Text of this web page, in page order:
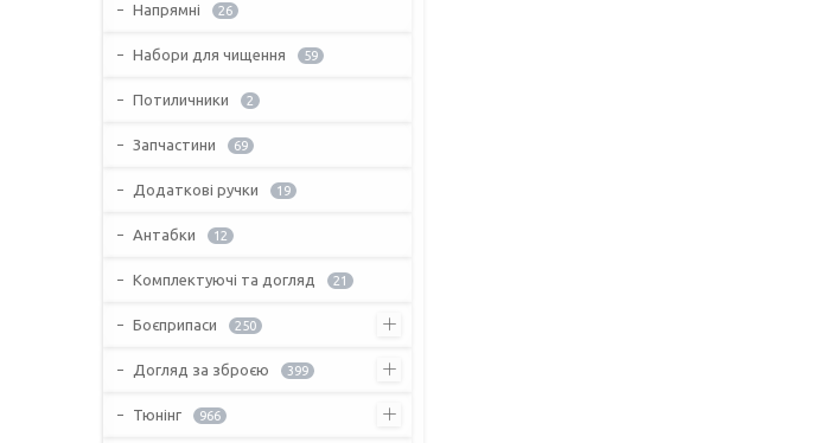
Напрямні 26
Набори для чищення 59
Потиличники 2
Запчастини 69
Додаткові ручки 19
Антабки 12
Комплектуючі та догляд 21
Боєприпаси 250
Догляд за зброєю 399
Тюнінг 966